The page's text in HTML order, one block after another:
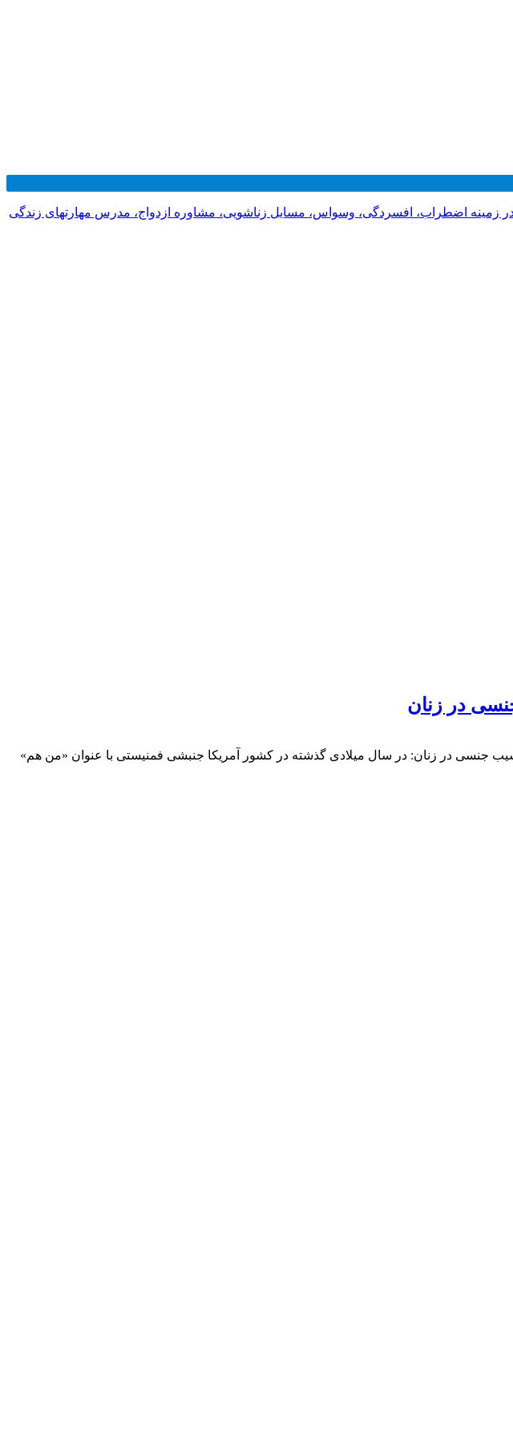
زمینه اضطراب، افسردگی، وسواس، مسایل زناشویی، مشاوره ازدواج، مدرس مهارتهای زندگی
در زنان
جنسی در زنان: در سال میلادی گذشته در کشور آمریکا جنبشی فمنیستی با عنوان «من هم»